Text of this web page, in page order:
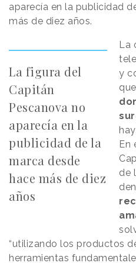
aparecía en la publicidad
más de diez años.
La figura del
Capitán
Pescanova no
aparecía en la
publicidad de la
marca desde
hace más de diez
años
La
y
En
de
“utilizando los productos
herramientas